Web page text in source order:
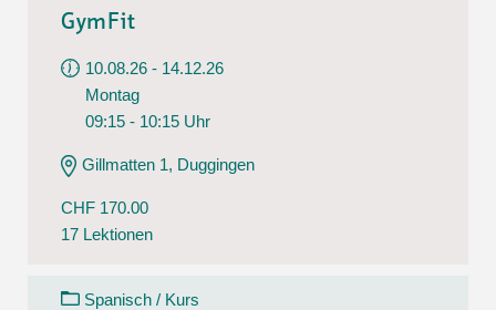
GymFit
10.08.26 - 14.12.26
Montag
09:15 - 10:15 Uhr
Gillmatten 1, Duggingen
CHF 170.00
17 Lektionen
Spanisch / Kurs